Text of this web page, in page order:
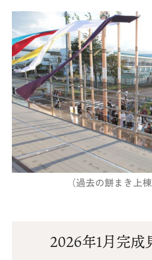
（過去の餅まき上
2026年1月完成